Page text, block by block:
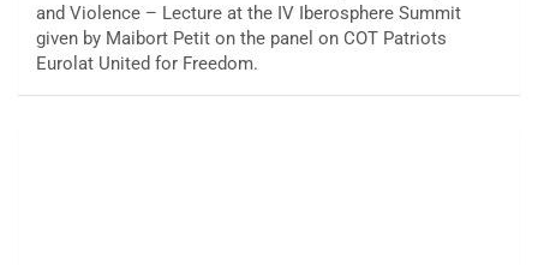
and Violence – Lecture at the IV Iberosphere Summit
given by Maibort Petit on the panel on COT Patriots
Eurolat United for Freedom.